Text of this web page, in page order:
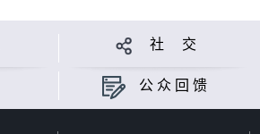
社 交
公众回馈